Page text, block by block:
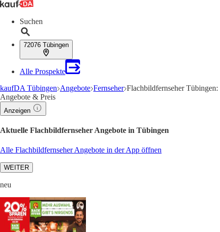
Suchen
72076 Tübingen
Alle Prospekte
kaufDA Tübingen Angebote Fernseher Flachbildfernseher Tübingen:
Angebote & Preis
Anzeigen
Aktuelle Flachbildfernseher Angebote in Tübingen
Alle Flachbildfernseher Angebote in der App öffnen
WEITER
neu